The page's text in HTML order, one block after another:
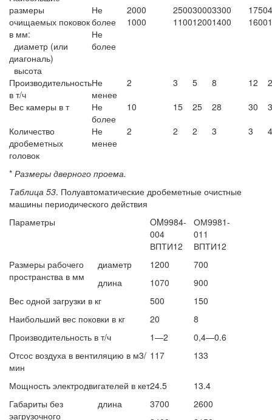
размеры
очищаемых поковок
в мм:
диаметр (или
диагональ)
высота
Не
более
Не
более
2000
1000
2500
1100
3000
1200
3300
1400
1750
1600
Производительность
в т/ч
Не
менее
2 3 5 8 12
Вес камеры в т
Не
более
10 15 25 28 30
Количество
дробеметных
головок
Не
менее
2 2 2 3 3 4
* Размеры дверного проема.
Таблица 53. Полуавтоматические дробеметные очистные
машины периодического действия
Параметры
OM9984-
004
ВПТИ12
ОМ9981-
011
ВПТИ12
Размеры рабочего
пространства в мм
диаметр 1200
700
длина
1070
900
Вес одной загрузки в кг
500
150
Наибольший вес поковки в кг
20
8
Производительность в т/ч
1—2
0,4—0.6
Отсос воздуха в вентиляцию в м3/
мин
117 133
Мощность электродвигателей в кет24.5
13.4
Габариты без
эагрузочного
длина 3700
2600